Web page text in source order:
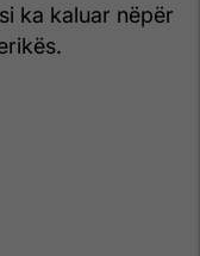
ka kaluar nëpër